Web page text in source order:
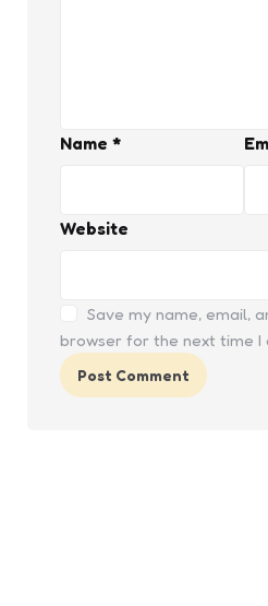
Name *
Website
Save my name, email,
browser for the next time I